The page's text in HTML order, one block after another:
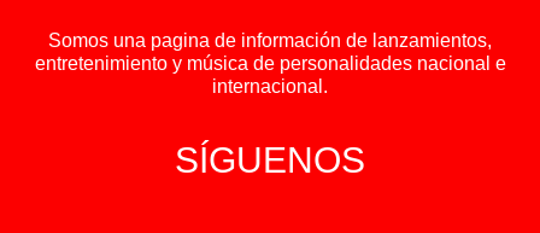
Somos una pagina de información de lanzamientos,
entretenimiento y música de personalidades nacional e
internacional.
SÍGUENOS